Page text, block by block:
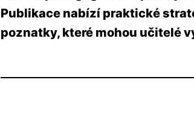
Publikace nabízí praktické
poznatky, které mohou učitelé